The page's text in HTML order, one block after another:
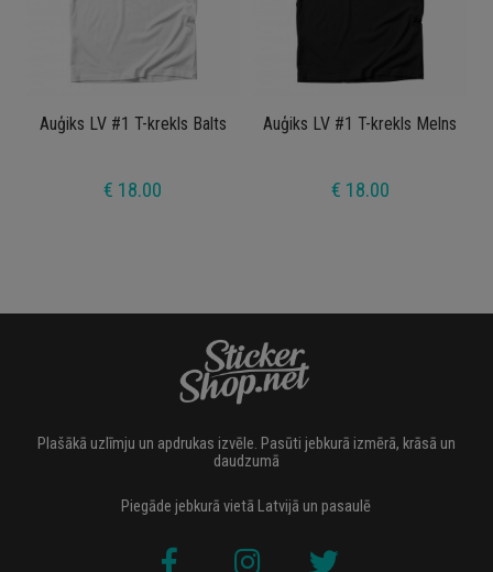
Auģiks LV #1 T-krekls Balts
€ 18.00
Auģiks LV #1 T-krekls Melns
€ 18.00
Plašākā uzlīmju un apdrukas izvēle. Pasūti jebkurā izmērā, krāsā un
daudzumā
Piegāde jebkurā vietā Latvijā un pasaulē